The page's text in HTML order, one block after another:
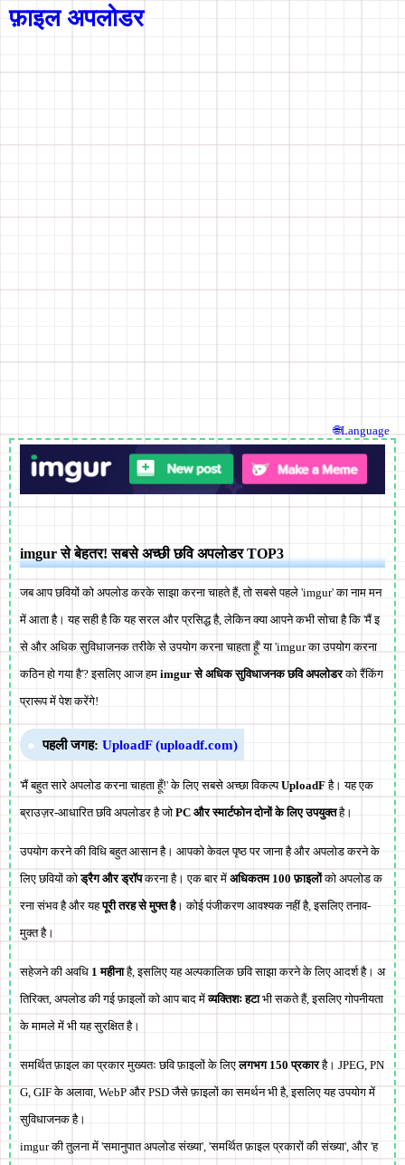
फ़ाइल अपलोडर
imgur से बेहतर! सबसे अच्छी छवि अपलोडर TOP3
जब आप छवियों को अपलोड करके साझा करना चाहते हैं, तो सबसे पहले 'imgur' का नाम मन
में आता है। यह सही है कि यह सरल और प्रसिद्ध है, लेकिन क्या आपने कभी सोचा है कि 'मैं इ
से और अधिक सुविधाजनक तरीके से उपयोग करना चाहता हूँ' या 'imgur का उपयोग करना
कठिन हो गया है'? इसलिए आज हम imgur से अधिक सुविधाजनक छवि अपलोडरको रैंकिंग
प्रारूप में पेश करेंगे!
पहली जगह: UploadF (uploadf.com)
'मैं बहुत सारे अपलोड करना चाहता हूँ!' के लिए सबसे अच्छा विकल्पUploadFहै। यह एक
ब्राउज़र-आधारित छवि अपलोडर है जो PC और स्मार्टफोन दोनों के लिए उपयुक्तहै।
उपयोग करने की विधि बहुत आसान है। आपको केवल पृष्ठ पर जाना है और अपलोड करने के
लिए छवियों कोड्रैग और ड्रॉपकरना है। एक बार में अधिकतम 100 फ़ाइलोंको अपलोड क
रना संभव है और यहपूरी तरह से मुफ्त है। कोई पंजीकरण आवश्यक नहीं है, इसलिए तनाव-
मुक्त है।
सहेजने की अवधि 1 महीनाहै, इसलिए यह अल्पकालिक छवि साझा करने के लिए आदर्श है। अ
तिरिक्त, अपलोड की गई फ़ाइलों को आप बाद मेंव्यक्तिशः हटाभी सकते हैं, इसलिए गोपनीयता
के मामले में भी यह सुरक्षित है।
समर्थित फ़ाइल का प्रकार मुख्यतः छवि फ़ाइलों के लिएलगभग 150 प्रकारहै। JPEG, PN
G, GIF के अलावा, WebP और PSD जैसे फ़ाइलों का समर्थन भी है, इसलिए यह उपयोग में
सुविधाजनक है।
imgur की तुलना में 'समानुपात अपलोड संख्या', 'समर्थित फ़ाइल प्रकारों की संख्या', और 'ह
🌐Language